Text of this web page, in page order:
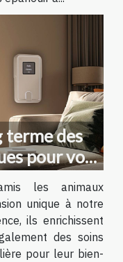
terme des
pour vos
les animaux
unique à notre
ils enrichissent
des soins
pour leur bien-